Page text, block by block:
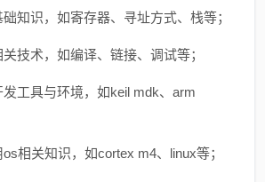
知识，如寄存器、寻址方式、栈等；
技术，如编译、链接、调试等；
工具与环境，如keil mdk、arm
相关知识，如cortex m4、linux等；